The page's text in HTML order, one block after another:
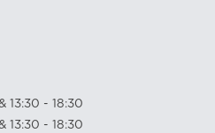
13:30 - 18:30
13:30 - 18:30